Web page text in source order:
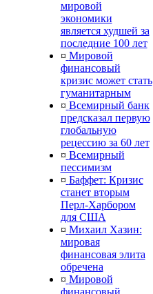
мировой
экономики
является худшей за
последние 100 лет
¤ Мировой
финансовый
кризис может стать
гуманитарным
¤ Всемирный банк
предсказал первую
глобальную
рецессию за 60 лет
¤ Всемирный
пессимизм
¤ Баффет: Кризис
станет вторым
Перл-Харбором
для США
¤ Михаил Хазин:
мировая
финансовая элита
обречена
¤ Мировой
финансовый